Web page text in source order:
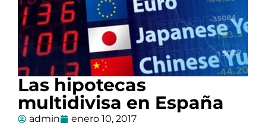
Las hipotecas
multidivisa en España
admin enero 10, 2017